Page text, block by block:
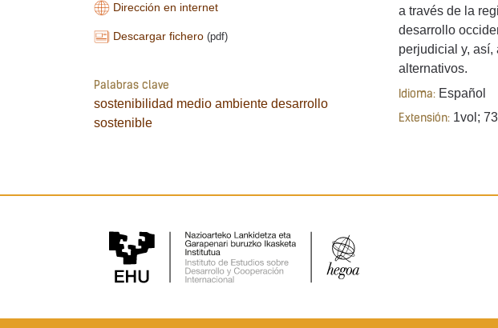
Dirección en internet
Descargar fichero (pdf)
Palabras clave
sostenibilidad medio ambiente desarrollo
sostenible
a través de la
desarrollo
perjudicial y, así,
alternativos.
Idioma: Español
Extensión: 1vol;